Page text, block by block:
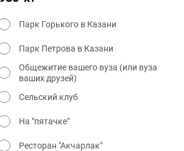
Парк Горького в Казани
Парк Петрова в Казани
Общежитие вашего вуза (или вуза
ваших друзей)
Сельский клуб
На "пятачке"
Ресторан "Акчарлак"